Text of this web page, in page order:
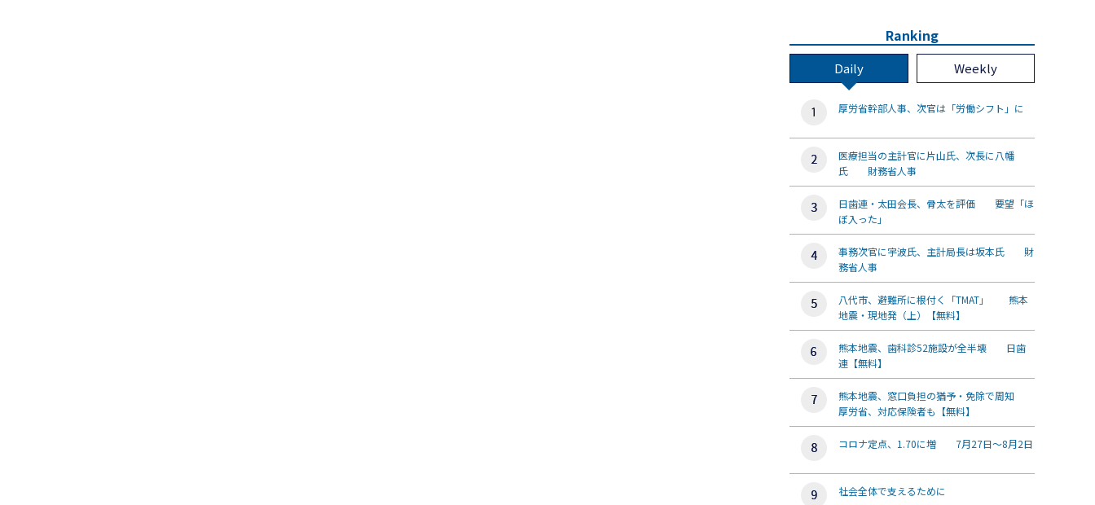
Ranking
Daily Weekly
厚労省幹部人事、次官は「労働シフト」に
医療担当の主計官に片山氏、次長に八幡
氏 財務省人事
日歯連・太田会長、骨太を評価 要望「ほ
ぼ入った」
事務次官に宇波氏、主計局長は坂本氏 財
務省人事
八代市、避難所に根付く「TMAT」 熊本
地震・現地発（上）【無料】
熊本地震、歯科診52施設が全半壊 日歯
連【無料】
熊本地震、窓口負担の猶予・免除で周知
厚労省、対応保険者も【無料】
コロナ定点、1.70に増 7月27日～8月2日
社会全体で支えるために